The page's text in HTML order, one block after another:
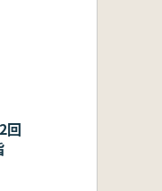
回